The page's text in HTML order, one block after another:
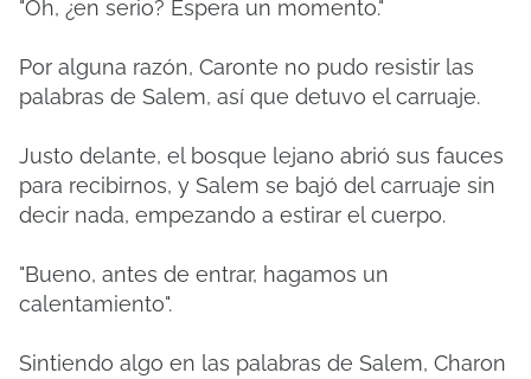
"Oh, ¿en serio? Espera un momento."
Por alguna razón, Caronte no pudo resistir las
palabras de Salem, así que detuvo el carruaje.
Justo delante, el bosque lejano abrió sus fauces
para recibirnos, y Salem se bajó del carruaje sin
decir nada, empezando a estirar el cuerpo.
"Bueno, antes de entrar, hagamos un
calentamiento".
Sintiendo algo en las palabras de Salem, Charon